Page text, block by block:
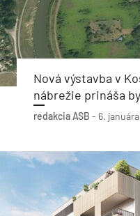
Nová výstavba v
nábrežie prináša
redakcia ASB - 6.